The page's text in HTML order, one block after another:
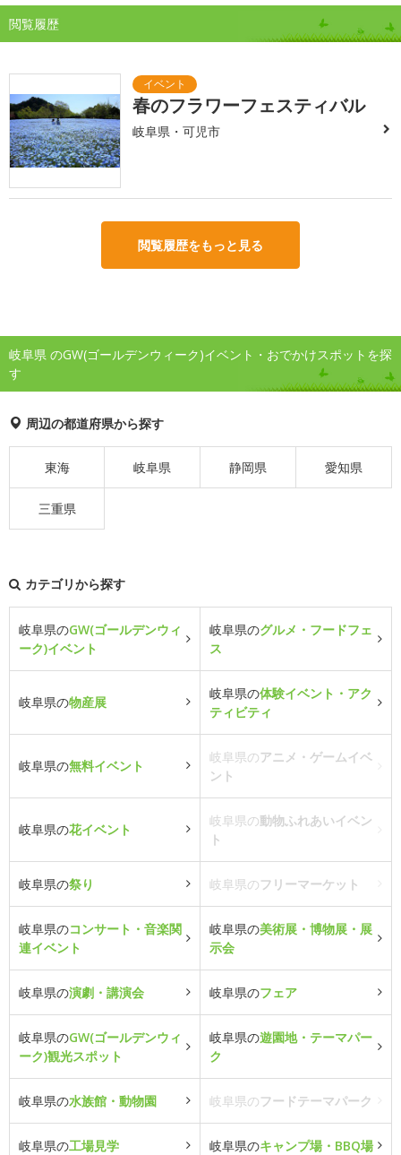
閲覧履歴
春のフラワーフェスティバル
岐阜県・可児市
閲覧履歴をもっと見る
岐阜県 のGW(ゴールデンウィーク)イベント・おでかけスポットを探
す
周辺の都道府県から探す
東海 岐阜県 静岡県 愛知県
三重県
カテゴリから探す
岐阜県のGW(ゴールデンウィ
ーク)イベント
岐阜県のグルメ・フードフェ
ス
岐阜県の物産展
岐阜県の体験イベント・アク
ティビティ
岐阜県の無料イベント
岐阜県のアニメ・ゲームイベ
ント
岐阜県の花イベント
岐阜県の動物ふれあいイベン
ト
岐阜県の祭り 岐阜県のフリーマーケット
岐阜県のコンサート・音楽関
連イベント
岐阜県の美術展・博物展・展
示会
岐阜県の演劇・講演会 岐阜県のフェア
岐阜県のGW(ゴールデンウィ
ーク)観光スポット
岐阜県の遊園地・テーマパー
ク
岐阜県の水族館・動物園 岐阜県のフードテーマパーク
岐阜県の工場見学 岐阜県のキャンプ場・BBQ場